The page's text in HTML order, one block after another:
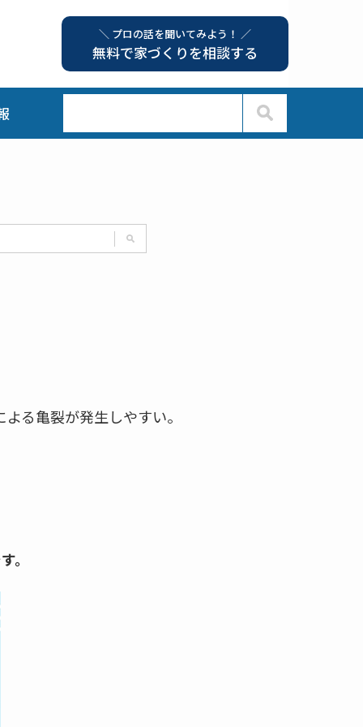
＼ プロの話を聞いてみよう！ ／
無料で家づくりを相談する
る亀裂が発生しやすい。
。